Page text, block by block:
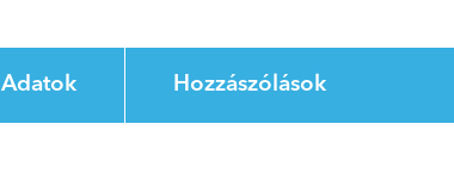
Adatok Hozzászólások